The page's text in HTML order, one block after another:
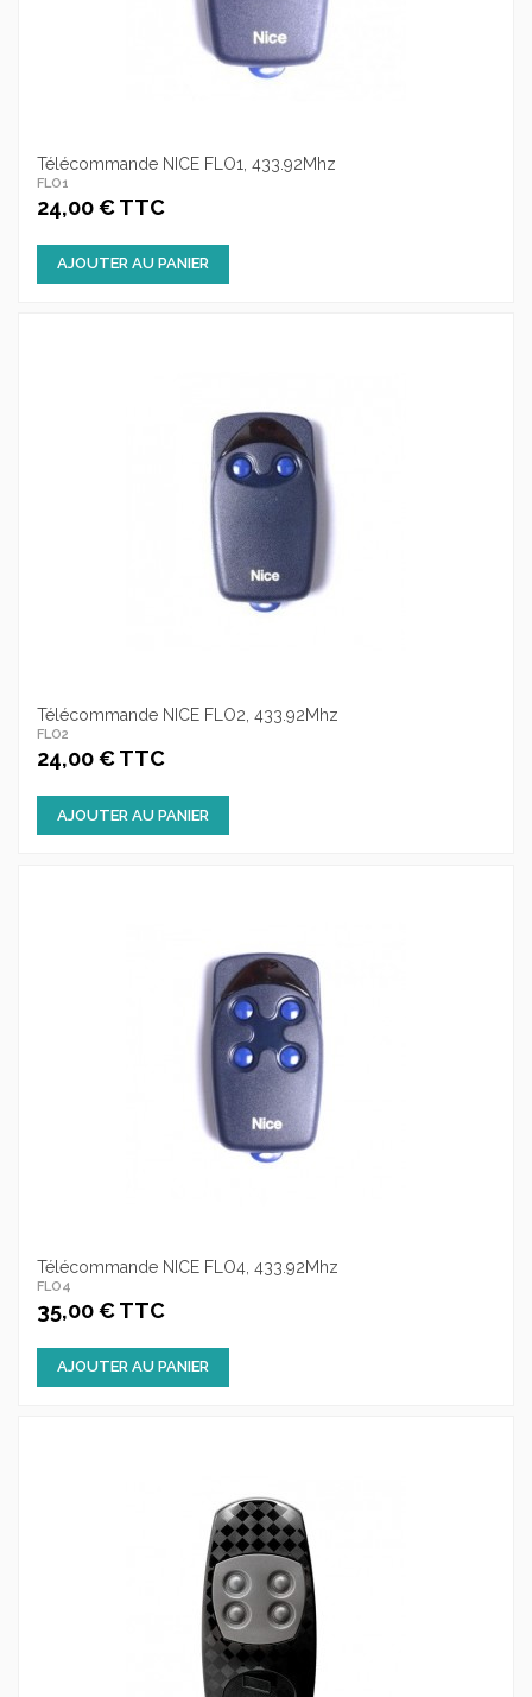
Télécommande NICE FLO1, 433.92Mhz
FLO1
24,00 € TTC
AJOUTER AU PANIER
Télécommande NICE FLO2, 433.92Mhz
FLO2
24,00 € TTC
AJOUTER AU PANIER
Télécommande NICE FLO4, 433.92Mhz
FLO4
35,00 € TTC
AJOUTER AU PANIER